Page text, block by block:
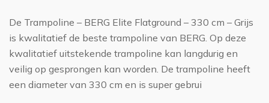
De Trampoline – BERG Elite Flatground – 330 cm – Grijs
is kwalitatief de beste trampoline van BERG. Op deze
kwalitatief uitstekende trampoline kan langdurig en
veilig op gesprongen kan worden. De trampoline heeft
een diameter van 330 cm en is super gebrui